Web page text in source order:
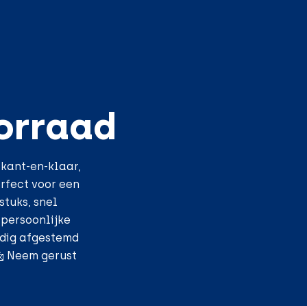
en-klaar,
voor een
snel
afgestemd
Neem gerust